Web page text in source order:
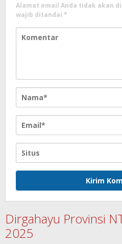
Alamat email Anda tidak akan
wajib ditandai *
Dirgahayu Provinsi
2025